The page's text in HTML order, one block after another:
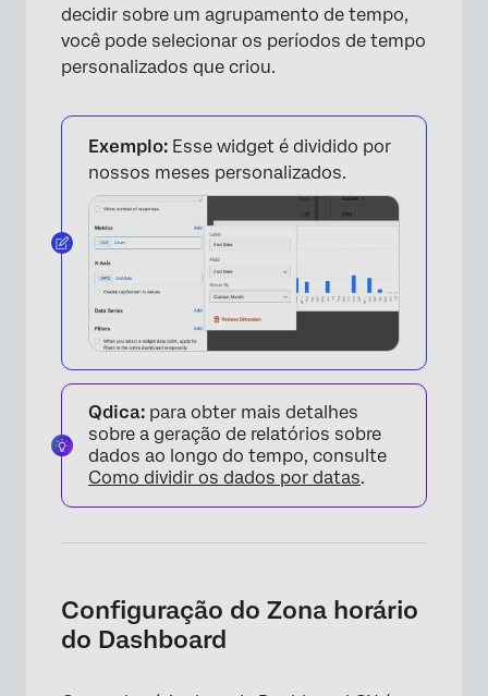
×
decidir sobre um agrupamento de tempo,
você pode selecionar os períodos de tempo
personalizados que criou.
Exemplo: Esse widget é dividido por
nossos meses personalizados.
Qdica: para obter mais detalhes
sobre a geração de relatórios sobre
dados ao longo do tempo, consulte
Como dividir os dados por datas.
Configuração do Zona horário
do Dashboard